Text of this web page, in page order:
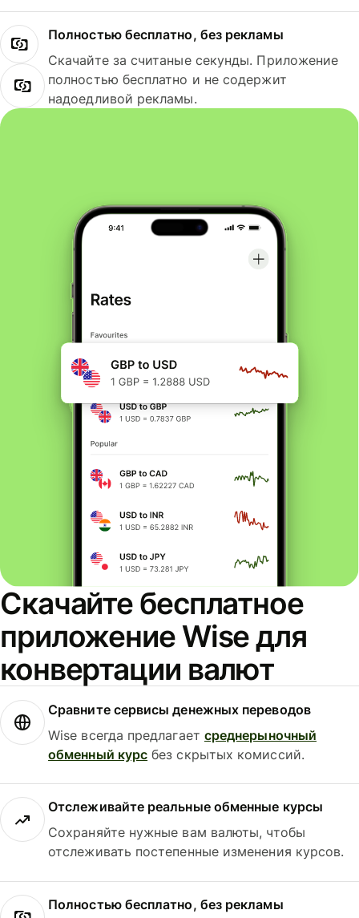
Полностью бесплатно, без рекламы
Скачайте за считаные секунды. Приложение
полностью бесплатно и не содержит
надоедливой рекламы.
Скачайте бесплатное
приложение Wise для
конвертации валют
Сравните сервисы денежных переводов
Wise всегда предлагает среднерыночный
обменный курс без скрытых комиссий.
Отслеживайте реальные обменные курсы
Сохраняйте нужные вам валюты, чтобы
отслеживать постепенные изменения курсов.
Полностью бесплатно, без рекламы